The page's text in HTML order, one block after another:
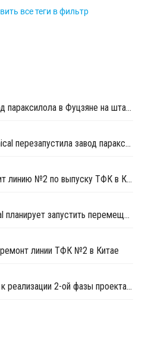
все теги в фильтр
FREP в июле загрузила завод параксилола в Фуцзяне на штатном уровне
Sinopec Shanghai Petrochemical перезапустила завод параксилола № 1 после планового ремонта
Jiangsu Sanfangxiang запустит линию №2 по выпуску ТФК в Китае на этой неделе
Hainan Yisheng Petrochemical планирует запустить перемещенный завод ПЭТ в марте 2017 года
ремонт линии ТФК №2 в Китае
Jiaxing Petchem приступает к реализации 2-ой фазы проекта по наращиванию мощностей ТФК в Китае